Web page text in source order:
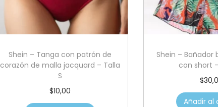
Shein – Tanga con patrón de
corazón de malla jacquard – Talla
S
$10,00
Shein – Bañador
con short
$
Añadir al